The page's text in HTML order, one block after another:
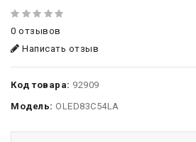
0 отзывов
Написать отзыв
Код товара: 92909
Модель: OLED83C54LA